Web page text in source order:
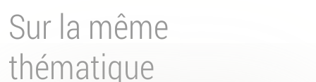
Sur la même
thématique